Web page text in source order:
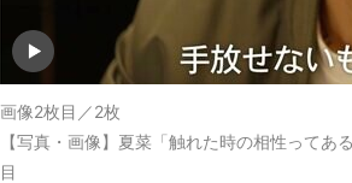
画像2枚目／2枚
【写真・画像】夏菜「触れた時の相性って
目